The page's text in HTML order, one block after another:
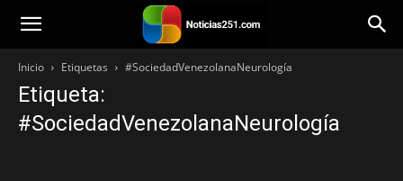
Noticias251
Inicio Etiquetas #SociedadVenezolanaNeurología
Etiqueta:
#SociedadVenezolanaNeurología